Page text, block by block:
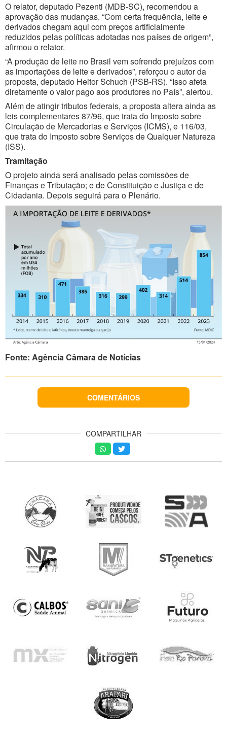
O relator, deputado Pezenti (MDB-SC), recomendou a
aprovação das mudanças. “Com certa frequência, leite e
derivados chegam aqui com preços artificialmente
reduzidos pelas políticas adotadas nos países de origem”,
afirmou o relator.
“A produção de leite no Brasil vem sofrendo prejuízos com
as importações de leite e derivados”, reforçou o autor da
proposta, deputado Heitor Schuch (PSB-RS). “Isso afeta
diretamente o valor pago aos produtores no País”, alertou.
Além de atingir tributos federais, a proposta altera ainda as
leis complementares 87/96, que trata do Imposto sobre
Circulação de Mercadorias e Serviços (ICMS), e 116/03,
que trata do Imposto sobre Serviços de Qualquer Natureza
(ISS).
Tramitação
O projeto ainda será analisado pelas comissões de
Finanças e Tributação; e de Constituição e Justiça e de
Cidadania. Depois seguirá para o Plenário.
Fonte: Agência Câmara de Notícias
COMENTÁRIOS
COMPARTILHAR